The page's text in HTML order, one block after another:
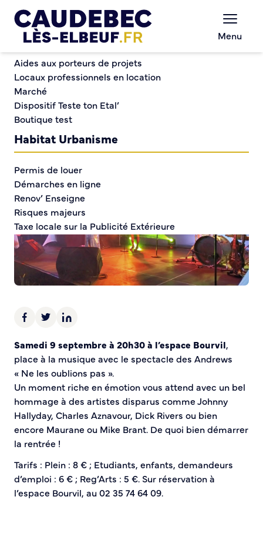
Menu
« Ne les oublions pas » Spectacle des Andrews
« Ne les oublions pas »
Spectacle des Andrews
Samedi 9 septembre à 20h30 à l’espace Bourvil,
place à la musique avec le spectacle des Andrews
« Ne les oublions pas ».
Un moment riche en émotion vous attend avec un bel
hommage à des artistes disparus comme Johnny
Hallyday, Charles Aznavour, Dick Rivers ou bien
encore Maurane ou Mike Brant. De quoi bien démarrer
la rentrée !
Tarifs : Plein : 8 € ; Etudiants, enfants, demandeurs
d’emploi : 6 € ; Reg’Arts : 5 €. Sur réservation à
l’espace Bourvil, au 02 35 74 64 09.
Chèques-cadeaux municipaux – Soutenez le
Aides aux porteurs de projets
Locaux professionnels en location
Marché
Dispositif Teste ton Etal’
Boutique test
Habitat Urbanisme
Permis de louer
Démarches en ligne
Renov’ Enseigne
Risques majeurs
Taxe locale sur la Publicité Extérieure
Éclairage public
Plan Local d’Urbanisme (PLU)
Demande d’Occupation du Domaine Public
Sécurité tranquillité
Police municipale
Tranquillité vacances
Vidéoprotection
Aide à l’installation d’alarmes
Horaires pour le bricolage et le jardinage
Infos pratiques
Plan de Ville
Location de salles
Annuaire des services publics